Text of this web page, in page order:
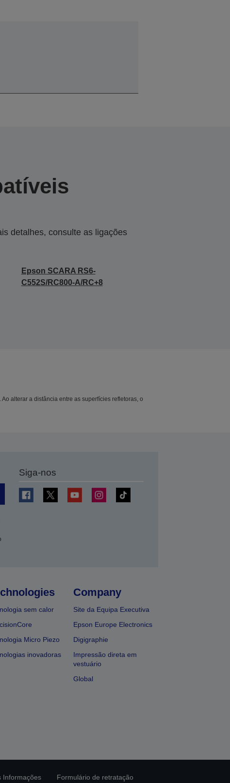
detalhes, consulte as ligações
Epson SCARA RS6-
C552S/RC800-A/RC+8
alterar a distância entre as superfícies refletoras, o
Siga-nos
sem calor
Micro Piezo
inovadoras
Company
Site da Equipa Executiva
Epson Europe Electronics
Digigraphie
Impressão direta em
vestuário
Global
Informações Formulário de retratação